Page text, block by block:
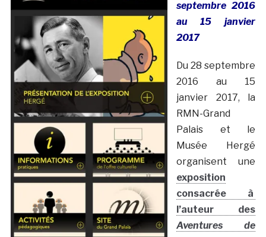
septembre 2016
au 15 janvier
2017
Du 28 septembre
2016 au 15
janvier 2017, la
RMN-Grand
Palais et le
Musée Hergé
organisent une
exposition
consacrée à
l’auteur des
Aventures de